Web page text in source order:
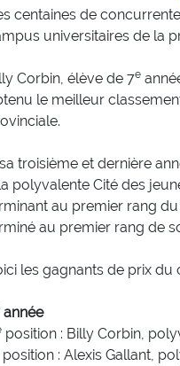
centaines de
universitaires de la
Corbin, élève de 7e
le meilleur
troisième et dernière
polyvalente Cité des
au premier rang
au premier rang de
les gagnants de prix du
année
position : Billy Corbin,
: Alexis Gallant,